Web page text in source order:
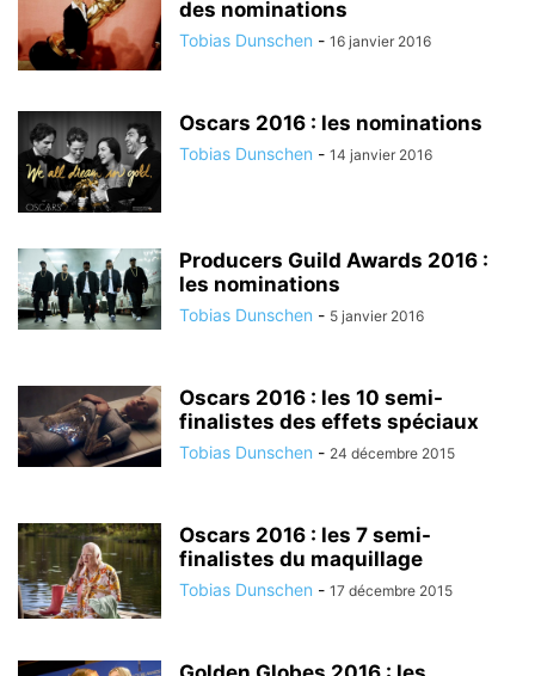
des nominations
Tobias Dunschen - 16 janvier 2016
Oscars 2016 : les nominations
Tobias Dunschen - 14 janvier 2016
Producers Guild Awards 2016 :
les nominations
Tobias Dunschen - 5 janvier 2016
Oscars 2016 : les 10 semi-
finalistes des effets spéciaux
Tobias Dunschen - 24 décembre 2015
Oscars 2016 : les 7 semi-
finalistes du maquillage
Tobias Dunschen - 17 décembre 2015